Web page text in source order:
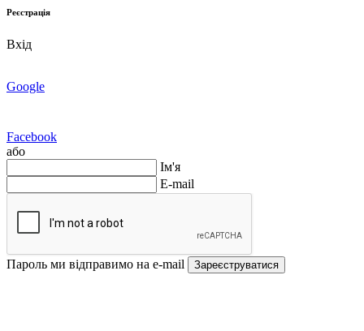
Реєстрація
Вхід
Google
Facebook
або
Ім'я
E-mail
Пароль ми відправимо на e-mail Зареєструватися